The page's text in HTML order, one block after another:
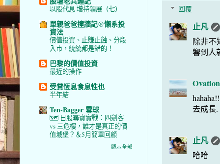
回覆
止凡
除非不
響到人
Ovation
去成長.
止凡
哈哈
以股代息 增持領展（七）
單親爸爸撞牆記@懶系投
資法
價值投資、止賺止蝕、分段
入市，統統都是錯的！
巴黎的價值投資
最近的操作
受賞恆息食息性也
半年結
Ten-Bagger 雪球
🗺️ 日股尋寶實戰：四劍客
vs 三危樓，誰才是真正的價
值城堡？＆5月簡單回顧
顯示全部